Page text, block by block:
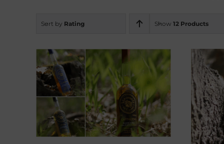
Sort by Rating Show 12 Products